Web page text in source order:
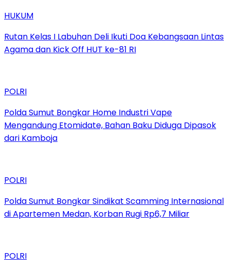
HUKUM
Rutan Kelas I Labuhan Deli Ikuti Doa Kebangsaan Lintas
Agama dan Kick Off HUT ke-81 RI
POLRI
Polda Sumut Bongkar Home Industri Vape
Mengandung Etomidate, Bahan Baku Diduga Dipasok
dari Kamboja
POLRI
Polda Sumut Bongkar Sindikat Scamming Internasional
di Apartemen Medan, Korban Rugi Rp6,7 Miliar
POLRI